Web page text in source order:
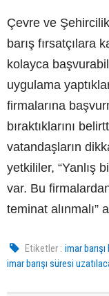
Çevre ve
barış fırsatçılara
kolayca
uygulama
firmalarına
bıraktıklarını
vatandaşların
yetkililer, “Yanlış
var. Bu
teminat alınmalı”
Etiketler : imar
imar barışı süresi